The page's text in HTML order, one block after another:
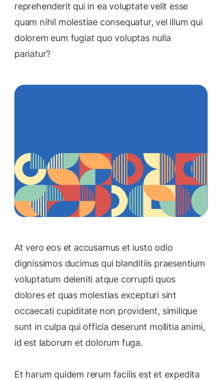
reprehenderit qui in ea voluptate velit esse
quam nihil molestiae consequatur, vel illum qui
dolorem eum fugiat quo voluptas nulla
pariatur?
At vero eos et accusamus et iusto odio
dignissimos ducimus qui blanditiis praesentium
voluptatum deleniti atque corrupti quos
dolores et quas molestias excepturi sint
occaecati cupiditate non provident, similique
sunt in culpa qui officia deserunt mollitia animi,
id est laborum et dolorum fuga.
Et harum quidem rerum facilis est et expedita